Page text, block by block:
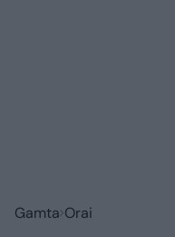
Gamta Orai